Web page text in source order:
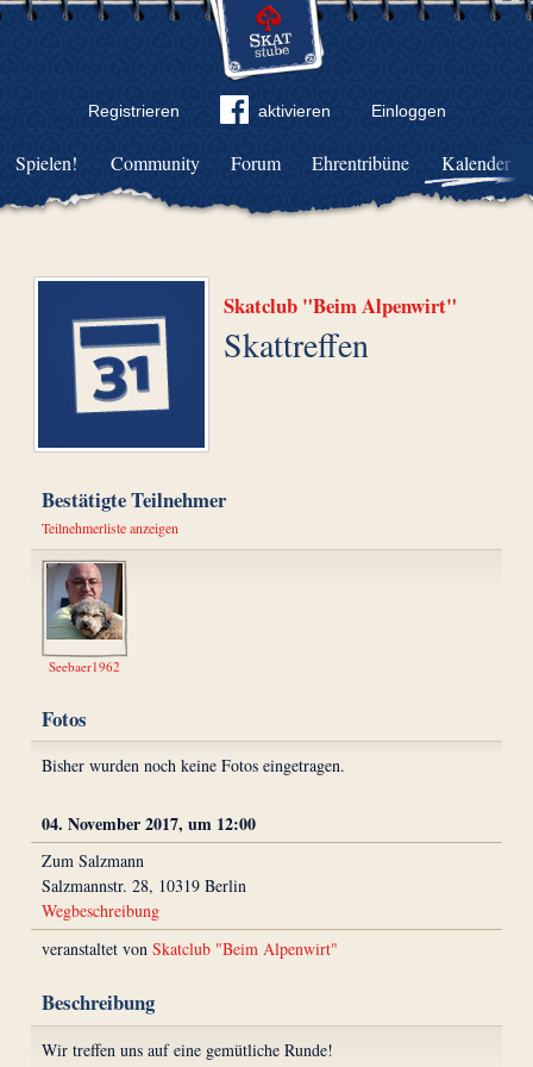
Registrieren aktivieren Einloggen
Community Forum Ehrentribüne Kalender
Spielen!
Skatclub "Beim Alpenwirt"
Skattreffen
Bestätigte Teilnehmer
Teilnehmerliste anzeigen
Seebaer1962
Fotos
Bisher wurden noch keine Fotos eingetragen.
04. November 2017, um 12:00
Zum Salzmann
Salzmannstr. 28, 10319 Berlin
Wegbeschreibung
veranstaltet von Skatclub "Beim Alpenwirt"
Beschreibung
Wir treffen uns auf eine gemütliche Runde!